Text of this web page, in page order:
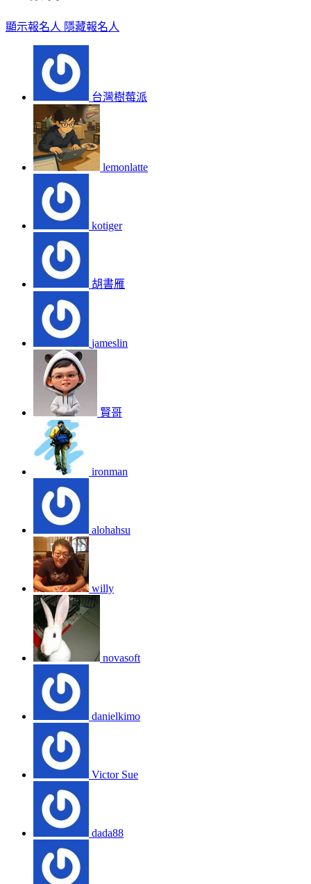
顯示報名人 隱藏報名人
台灣樹莓派
lemonlatte
kotiger
胡書雁
jameslin
賢哥
ironman
alohahsu
willy
novasoft
danielkimo
Victor Sue
dada88